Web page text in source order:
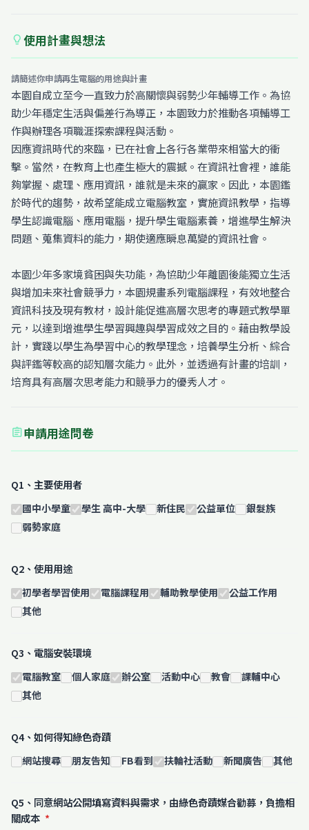
lightbulb 使用計畫與想法
請簡述你申請再生電腦的用途與計畫
本園自成立至今一直致力於高關懷與弱勢少年輔導工作。為協
助少年穩定生活與偏差行為導正，本園致力於推動各項輔導工
作與辦理各項職涯探索課程與活動。
因應資訊時代的來臨，已在社會上各行各業帶來相當大的衝
擊。當然，在教育上也產生極大的震撼。在資訊社會裡，誰能
夠掌握、處理、應用資訊，誰就是未來的贏家。因此，本園鑑
於時代的趨勢，故希望能成立電腦教室，實施資訊教學，指導
學生認識電腦、應用電腦，提升學生電腦素養，增進學生解決
問題、蒐集資料的能力，期使適應瞬息萬變的資訊社會。
本園少年多家境貧困與失功能，為協助少年離園後能獨立生活
與增加未來社會競爭力，本園規畫系列電腦課程，有效地整合
資訊科技及現有教材，設計能促進高層次思考的專題式教學單
元，以達到增進學生學習興趣與學習成效之目的。藉由教學設
計，實踐以學生為學習中心的教學理念，培養學生分析、綜合
與評鑑等較高的認知層次能力。此外，並透過有計畫的培訓，
培育具有高層次思考能力和競爭力的優秀人才。
assignment申請用途問卷
Q1、主要使用者
國中小學童 學生 高中-大學 新住民 公益單位
銀髮族
弱勢家庭
Q2、使用用途
初學者學習使用 電腦課程用 輔助教學使用
公益工作用
其他
Q3、電腦安裝環境
電腦教室 個人家庭 辦公室 活動中心 教會
課輔中心
其他
Q4、如何得知綠色奇蹟
網站搜尋 朋友告知 FB看到 扶輪社活動 新聞廣告 其他
Q5、同意網站公開填寫資料與需求，由綠色奇蹟媒合勸募，負擔相
關成本 *